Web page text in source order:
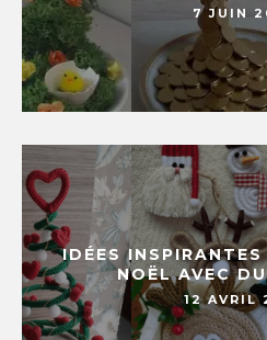
7 JUIN
IDÉES INSPIRANTES
NOËL AVEC
12 AVRIL